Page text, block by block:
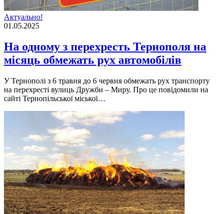
Актуально!
01.05.2025
На одному з перехресть Тернополя на
місяць обмежать рух автомобілів
У Тернополі з 6 травня до 6 червня обмежать рух транспорту
на перехресті вулиць Дружби – Миру. Про це повідомили на
сайті Тернопільської міської…